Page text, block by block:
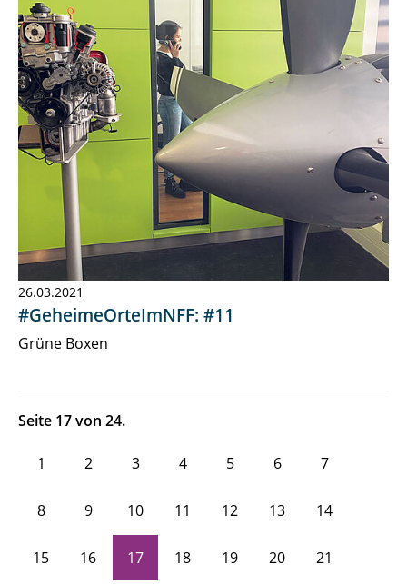
26.03.2021
#GeheimeOrteImNFF: #11
Grüne Boxen
Seite 17 von 24.
1 2 3 4 5 6 7
8 9 10 11 12 13 14
15 16 17 18 19 20 21